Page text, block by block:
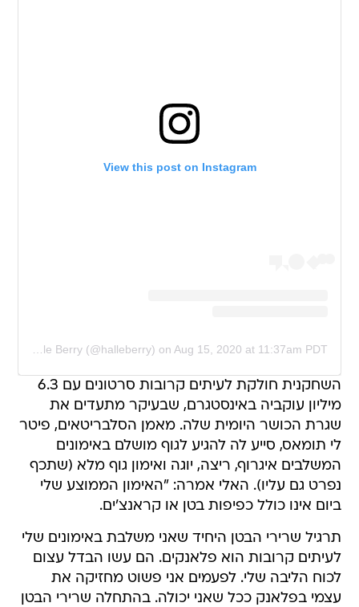
View this post on Instagram
on Aug 15, 2020 at 11:37am PDT
השחקנית חולקת לעיתים קרובות סרטונים עם 6.3
מיליון עוקביה באינסטגרם, שבעיקר מתעדים את
שגרת הכושר היומית שלה. מאמן הסלבריטאים, פיטר
לי תומאס, סייע לה להגיע לגוף מושלם באימונים
המשלבים איגרוף, ריצה, יוגה ואימון גוף מלא (שתכף
נפרט גם עליו). האלי אמרה: "האימון הממוצע שלי
ביום אינו כולל כפיפות בטן או קראנצ'ים.
תרגיל שרירי הבטן היחיד שאני משלבת באימונים שלי
לעיתים קרובות הוא פלאנקים. הם עשו הבדל עצום
לכוח הליבה שלי. לפעמים אני פשוט מחזיקה את
עצמי בפלאנק ככל שאני יכולה. בהתחלה שרירי הבטן